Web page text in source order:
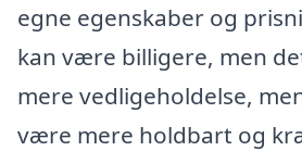
egne egenskaber og
kan være billigere, men
mere vedligeholdelse,
være mere holdbart og